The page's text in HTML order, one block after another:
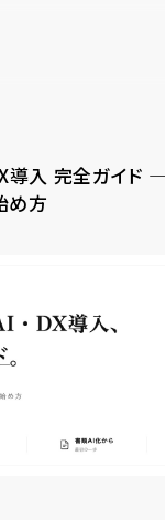
導入 完全ガイド
め方